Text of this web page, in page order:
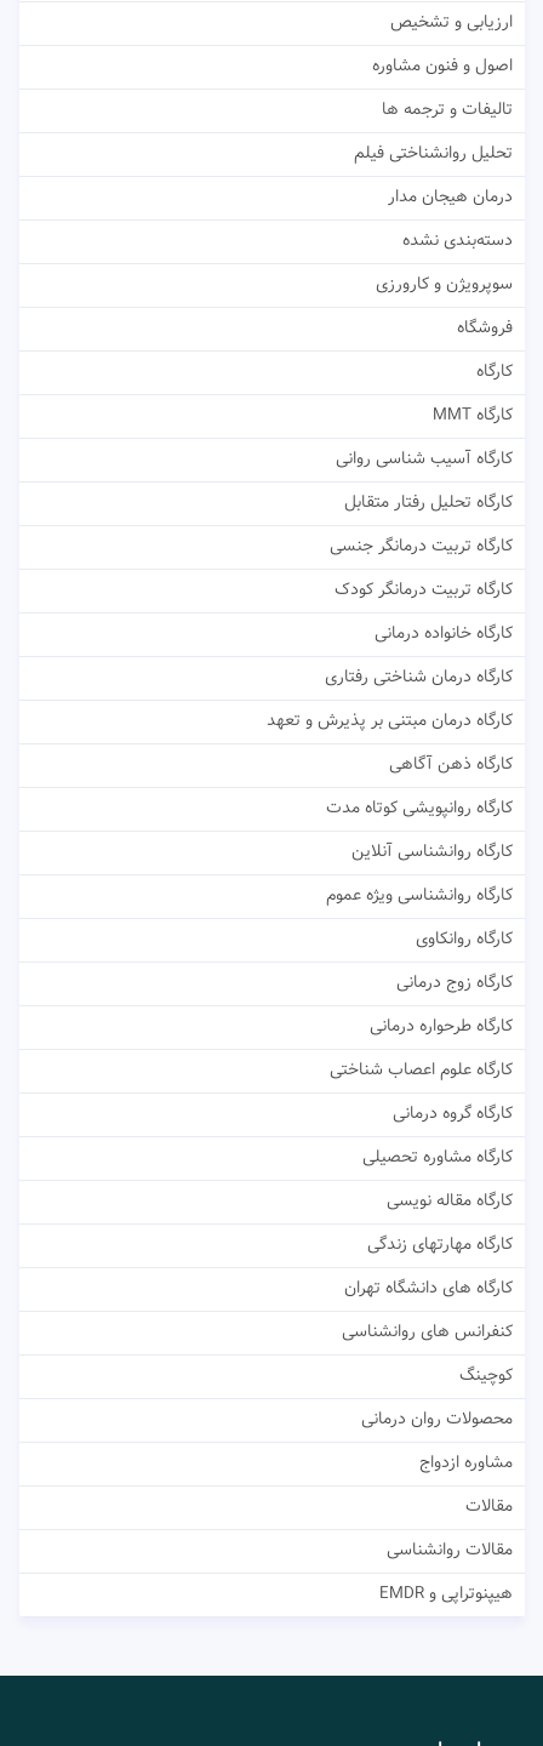
ارزیابی و تشخیص
اصول و فنون مشاوره
تالیفات و ترجمه ها
تحلیل روانشناختی فیلم
درمان هیجان مدار
دسته‌بندی نشده
سوپرویژن و کارورزی
فروشگاه
کارگاه
کارگاه MMT
کارگاه آسیب شناسی روانی
کارگاه تحلیل رفتار متقابل
کارگاه تربیت درمانگر جنسی
کارگاه تربیت درمانگر کودک
کارگاه خانواده درمانی
کارگاه درمان شناختی رفتاری
کارگاه درمان مبتنی بر پذیرش و تعهد
کارگاه ذهن آگاهی
کارگاه روانپویشی کوتاه مدت
کارگاه روانشناسی آنلاین
کارگاه روانشناسی ویژه عموم
کارگاه روانکاوی
کارگاه زوج درمانی
کارگاه طرحواره درمانی
کارگاه علوم اعصاب شناختی
کارگاه گروه درمانی
کارگاه مشاوره تحصیلی
کارگاه مقاله نویسی
کارگاه مهارتهای زندگی
کارگاه های دانشگاه تهران
کنفرانس های روانشناسی
کوچینگ
محصولات روان درمانی
مشاوره ازدواج
مقالات
مقالات روانشناسی
هیپنوتراپی و EMDR